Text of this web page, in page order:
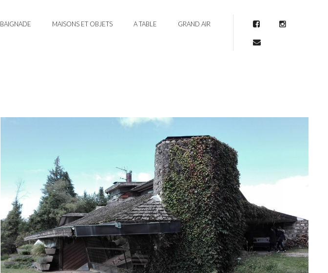
BAIGNADE MAISONS ET OBJETS A TABLE GRAND AIR FacebookInstagram
Mail